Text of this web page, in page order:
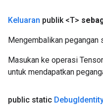
Keluaran publik <T>
Mengembalikan pegangan
Masukan ke operasi
untuk mendapatkan
public static Debug